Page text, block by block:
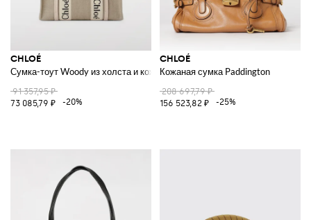
CHLOÉ
Сумка-тоут Woody из холста и кожи Chloè
91 357,95 ₽
73 085,79 ₽
-20%
CHLOÉ
Кожаная сумка Paddington
208 697,79 ₽
156 523,82 ₽
-25%